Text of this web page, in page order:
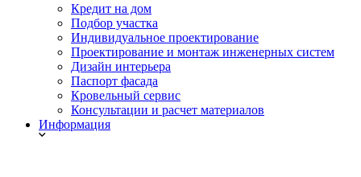
Кредит на дом
Подбор участка
Индивидуальное проектирование
Проектирование и монтаж инженерных систем
Дизайн интерьера
Паспорт фасада
Кровельный сервис
Консультации и расчет материалов
Информация